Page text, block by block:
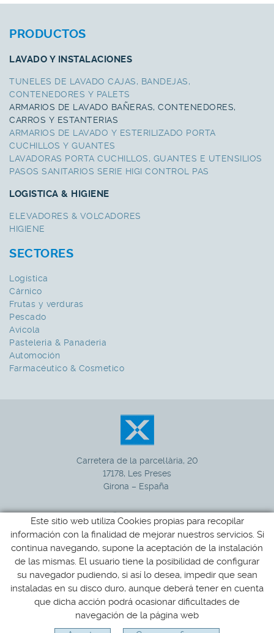
PRODUCTOS
LAVADO Y INSTALACIONES
TUNELES DE LAVADO CAJAS, BANDEJAS,
CONTENEDORES Y PALETS
ARMARIOS DE LAVADO BAÑERAS, CONTENEDORES,
CARROS Y ESTANTERIAS
ARMARIOS DE LAVADO Y ESTERILIZADO PORTA
CUCHILLOS Y GUANTES
LAVADORAS PORTA CUCHILLOS, GUANTES E UTENSILIOS
PASOS SANITARIOS SERIE HIGI CONTROL PAS
LOGISTICA & HIGIENE
ELEVADORES & VOLCADORES
HIGIENE
SECTORES
Logística
Cárnico
Frutas y verduras
Pescado
Avícola
Pasteleria & Panaderia
Automoción
Farmacéutico & Cosmetico
Carretera de la parcel·lària, 20
17178, Les Preses
Girona – España
+34972 265 100
xucla@xucla.es
Política de cookies Aviso legal Condiciones de uso
Este sitio web utiliza Cookies propias para recopilar
información con la finalidad de mejorar nuestros servicios. Si
continua navegando, supone la aceptación de la instalación
de las mismas. El usuario tiene la posibilidad de configurar
su navegador pudiendo, si así lo desea, impedir que sean
instaladas en su disco duro, aunque deberá tener en cuenta
que dicha acción podrá ocasionar dificultades de
navegación de la página web